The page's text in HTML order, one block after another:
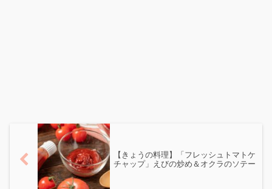
【きょうの料理】「フレッシュトマトケ
チャップ」えびの炒め＆オクラのソテー